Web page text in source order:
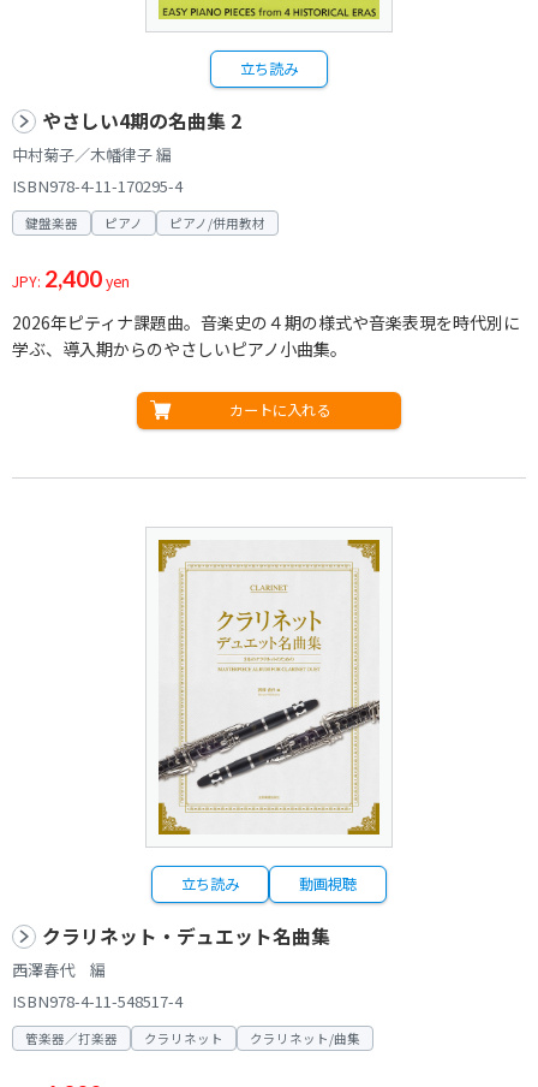
立ち読み
やさしい4期の名曲集 2
中村菊子／木幡律子 編
ISBN978-4-11-170295-4
鍵盤楽器 ピアノ ピアノ/併用教材
JPY: 2,400yen
2026年ピティナ課題曲。音楽史の４期の様式や音楽表現を時代別に
学ぶ、導入期からのやさしいピアノ小曲集。
カートに入れる
立ち読み 動画視聴
クラリネット・デュエット名曲集
西澤春代 編
ISBN978-4-11-548517-4
管楽器／打楽器 クラリネット クラリネット/曲集